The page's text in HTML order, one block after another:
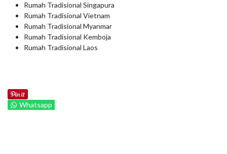
Rumah Tradisional Singapura
Rumah Tradisional Vietnam
Rumah Tradisional Myanmar
Rumah Tradisional Kemboja
Rumah Tradisional Laos
Whatsapp